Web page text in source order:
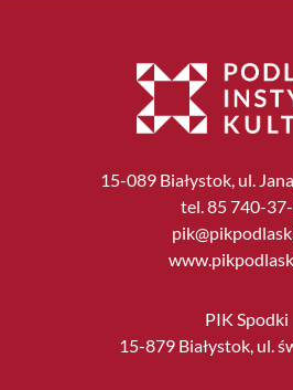
15-089 Białystok, ul.
tel. 85 740-
PIK Spodki
15-879 Białystok, ul.